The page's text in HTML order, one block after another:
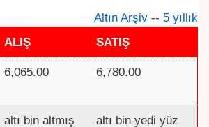
Altın Arşiv -- 5 yıllık
ALIŞ SATIŞ
6,065.00 6,780.00
altı bin altmış
altı bin yedi yüz